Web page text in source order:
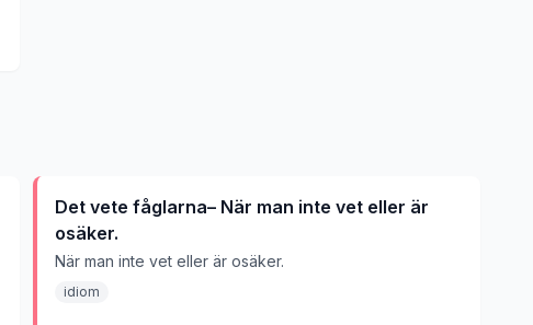
Det vete fåglarna– När man inte vet eller är
osäker.
När man inte vet eller är osäker.
idiom